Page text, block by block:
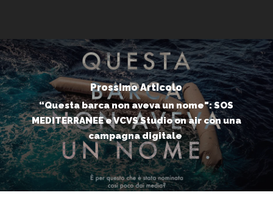
Prossimo Articolo
“Questa barca non aveva un nome": SOS
MEDITERRANEE e VCVS Studio on air con una
campagna digitale